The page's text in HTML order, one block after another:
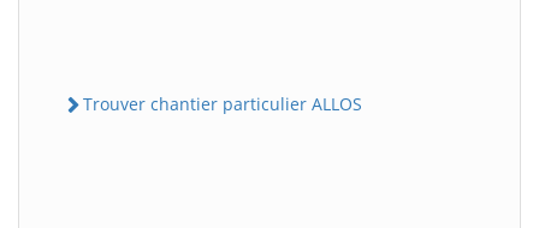
Trouver chantier particulier ALLOS